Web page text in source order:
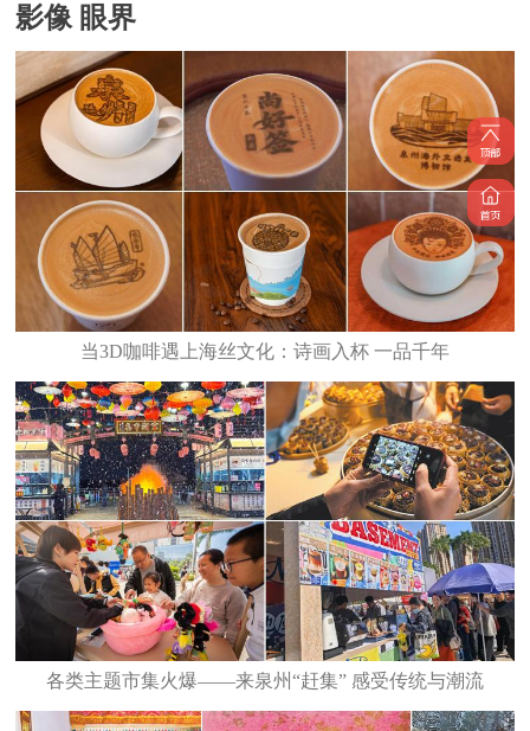
影像 眼界
当3D咖啡遇上海丝文化：诗画入杯 一品千年
各类主题市集火爆——来泉州“赶集” 感受传统与潮流